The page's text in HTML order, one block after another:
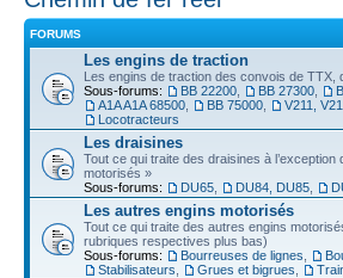
FORUMS
Les engins de traction
Les engins de traction des convois de TTX,
Sous-forums:
BB 22200 BB 27300
A1A A1A 68500
BB 75000 V211,
Locotracteurs
Les draisines
Tout ce qui traite des draisines à
motorisés »
Sous-forums:
DU65 DU84, DU85
Les autres engins motorisés
Tout ce qui traite des autres engins
rubriques respectives plus bas)
Sous-forums:
Bourreuses de lignes
Stabilisateurs
Grues et bigrues